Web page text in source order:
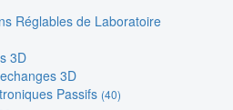
Réglables de Laboratoire
3D
3D
Passifs (40)